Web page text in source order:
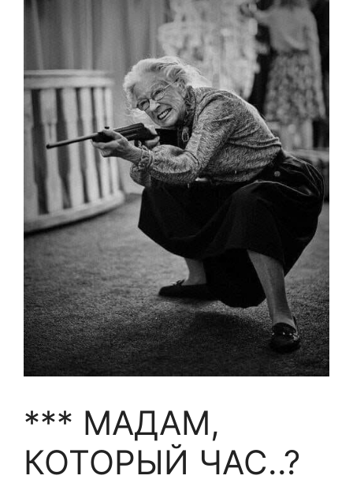
*** МАДАМ,
КОТОРЫЙ ЧАС..?